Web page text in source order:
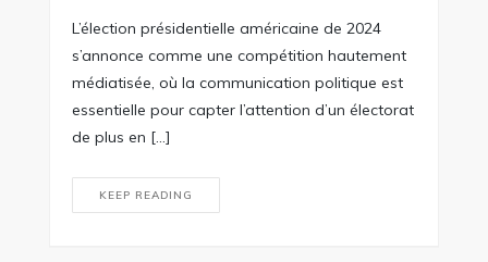
L’élection présidentielle américaine de 2024
s’annonce comme une compétition hautement
médiatisée, où la communication politique est
essentielle pour capter l’attention d’un électorat
de plus en […]
KEEP READING